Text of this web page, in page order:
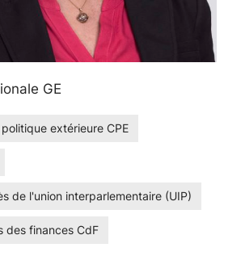
GE
extérieure CPE
de l'union interparlementaire (UIP)
des finances CdF